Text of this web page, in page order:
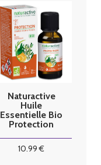
Naturactive
Huile
Essentielle Bio
Protection
30ml
10.99 €